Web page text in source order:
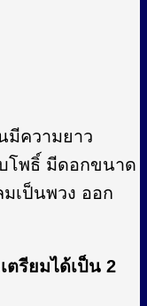
มีความยาว
โพธิ์ มีดอกขนาด
เป็นพวง ออก
ตรียมได้เป็น 2